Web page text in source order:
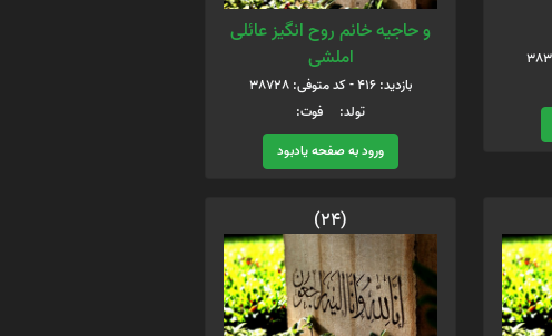
و حاجیه خانم روح انگیز عائلی
املشی
بازدید: 416 - کد متوفی: 38728
تولد: فوت:
ورود به صفحه یادبود
(24)